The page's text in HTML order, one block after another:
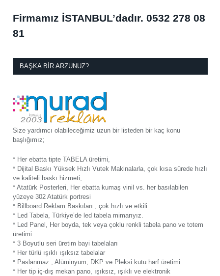
Firmamız İSTANBUL’dadır. 0532 278 08
81
BAŞKA BIR ARZUNUZ?
Size yardımcı olabileceğimiz uzun bir listeden bir kaç konu
başlığımız;
* Her ebatta tipte TABELA üretimi,
* Dijital Baskı Yüksek Hızlı Vutek Makinalarla, çok kısa sürede hızlı
ve kaliteli baskı hizmeti,
* Atatürk Posterleri, Her ebatta kumaş vinil vs. her basılabilen
yüzeye 302 Atatürk portresi
* Billboard Reklam Baskıları , çok hızlı ve etkili
* Led Tabela, Türkiye’de led tabela mimarıyız.
* Led Panel, Her boyda, tek veya çoklu renkli tabela pano ve totem
üretimi
* 3 Boyutlu seri üretim bayi tabelaları
* Her türlü ışıklı ışıksız tabelalar
* Paslanmaz , Alüminyum, DKP ve Pleksi kutu harf üretimi
* Her tip iç-dış mekan pano, ışıksız, ışıklı ve elektronik